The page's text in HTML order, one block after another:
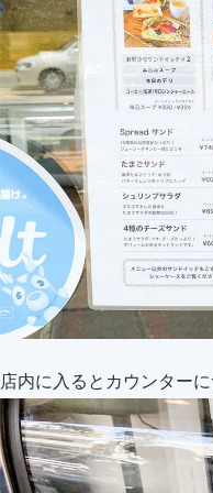
店内に入るとカウンター